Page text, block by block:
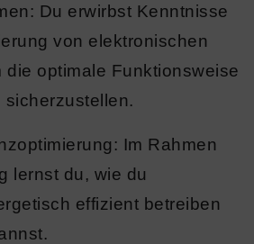
Du erwirbst Kenntnisse
von elektronischen
die optimale Funktionsweise
Im Rahmen
lernst du, wie du
effizient betreiben